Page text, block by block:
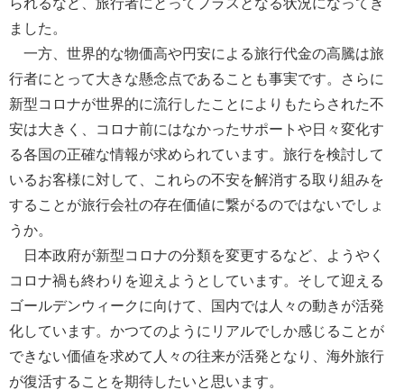
られるなど、旅行者にとってプラスとなる状況になってき
ました。
一方、世界的な物価高や円安による旅行代金の高騰は旅
行者にとって大きな懸念点であることも事実です。さらに
新型コロナが世界的に流行したことによりもたらされた不
安は大きく、コロナ前にはなかったサポートや日々変化す
る各国の正確な情報が求められています。旅行を検討して
いるお客様に対して、これらの不安を解消する取り組みを
することが旅行会社の存在価値に繋がるのではないでしょ
うか。
日本政府が新型コロナの分類を変更するなど、ようやく
コロナ禍も終わりを迎えようとしています。そして迎える
ゴールデンウィークに向けて、国内では人々の動きが活発
化しています。かつてのようにリアルでしか感じることが
できない価値を求めて人々の往来が活発となり、海外旅行
が復活することを期待したいと思います。